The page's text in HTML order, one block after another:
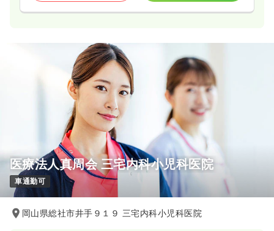
医療法人真周会 三宅内科小児科医院
車通勤可
岡山県総社市井手９１９ 三宅内科小児科医院